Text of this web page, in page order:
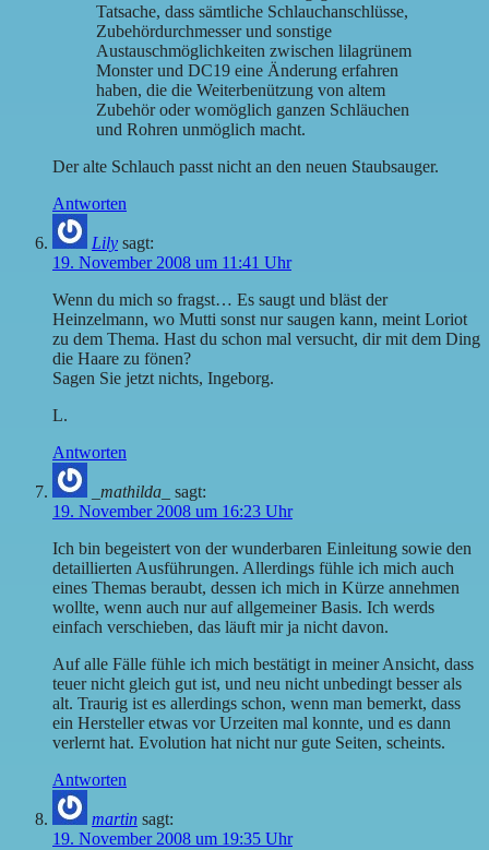
Tatsache, dass sämtliche Schlauchanschlüsse,
Zubehördurchmesser und sonstige
Austauschmöglichkeiten zwischen lilagrünem
Monster und DC19 eine Änderung erfahren
haben, die die Weiterbenützung von altem
Zubehör oder womöglich ganzen Schläuchen
und Rohren unmöglich macht.
Der alte Schlauch passt nicht an den neuen Staubsauger.
Antworten
Lily sagt:
19. November 2008 um 11:41 Uhr
Wenn du mich so fragst… Es saugt und bläst der
Heinzelmann, wo Mutti sonst nur saugen kann, meint Loriot
zu dem Thema. Hast du schon mal versucht, dir mit dem Ding
die Haare zu fönen?
Sagen Sie jetzt nichts, Ingeborg.
L.
Antworten
_mathilda_
sagt:
19. November 2008 um 16:23 Uhr
Ich bin begeistert von der wunderbaren Einleitung sowie den
detaillierten Ausführungen. Allerdings fühle ich mich auch
eines Themas beraubt, dessen ich mich in Kürze annehmen
wollte, wenn auch nur auf allgemeiner Basis. Ich werds
einfach verschieben, das läuft mir ja nicht davon.
Auf alle Fälle fühle ich mich bestätigt in meiner Ansicht, dass
teuer nicht gleich gut ist, und neu nicht unbedingt besser als
alt. Traurig ist es allerdings schon, wenn man bemerkt, dass
ein Hersteller etwas vor Urzeiten mal konnte, und es dann
verlernt hat. Evolution hat nicht nur gute Seiten, scheints.
Antworten
martin sagt:
19. November 2008 um 19:35 Uhr